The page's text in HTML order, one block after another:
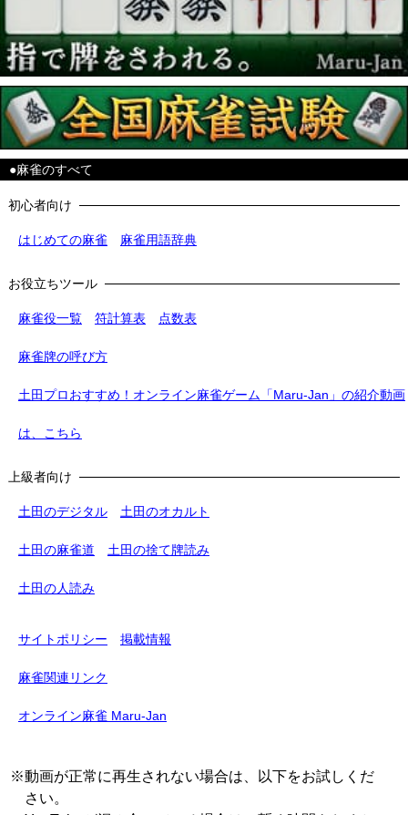
●麻雀のすべて
初心者向け
はじめての麻雀 麻雀用語辞典
お役立ちツール
麻雀役一覧 符計算表 点数表
麻雀牌の呼び方
土田プロおすすめ！オンライン麻雀ゲーム「Maru-Jan」の紹介動画
は、こちら
上級者向け
土田のデジタル 土田のオカルト
土田の麻雀道 土田の捨て牌読み
土田の人読み
サイトポリシー 掲載情報
麻雀関連リンク
オンライン麻雀 Maru-Jan
※動画が正常に再生されない場合は、以下をお試しくだ
さい。